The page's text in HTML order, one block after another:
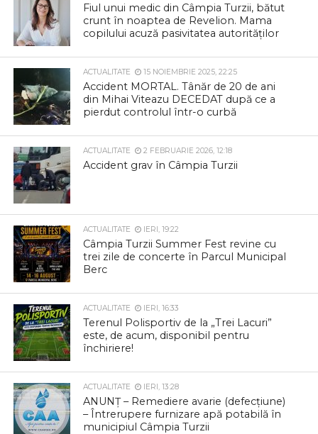
Fiul unui medic din Câmpia Turzii, bătut
crunt în noaptea de Revelion. Mama
copilului acuză pasivitatea autorităților
ACTUALITATE 15 NOIEMBRIE 2025, 22:25
Accident MORTAL. Tânăr de 20 de ani
din Mihai Viteazu DECEDAT după ce a
pierdut controlul într-o curbă
ACTUALITATE 2 FEBRUARIE 2026, 12:18
Accident grav în Câmpia Turzii
ACTUALITATE IERI, 19:22
Câmpia Turzii Summer Fest revine cu
trei zile de concerte în Parcul Municipal
Berc
ACTUALITATE IERI, 16:33
Terenul Polisportiv de la „Trei Lacuri”
este, de acum, disponibil pentru
închiriere!
ACTUALITATE IERI, 13:28
ANUNȚ – Remediere avarie (defecțiune)
– Întrerupere furnizare apă potabilă în
municipiul Câmpia Turzii